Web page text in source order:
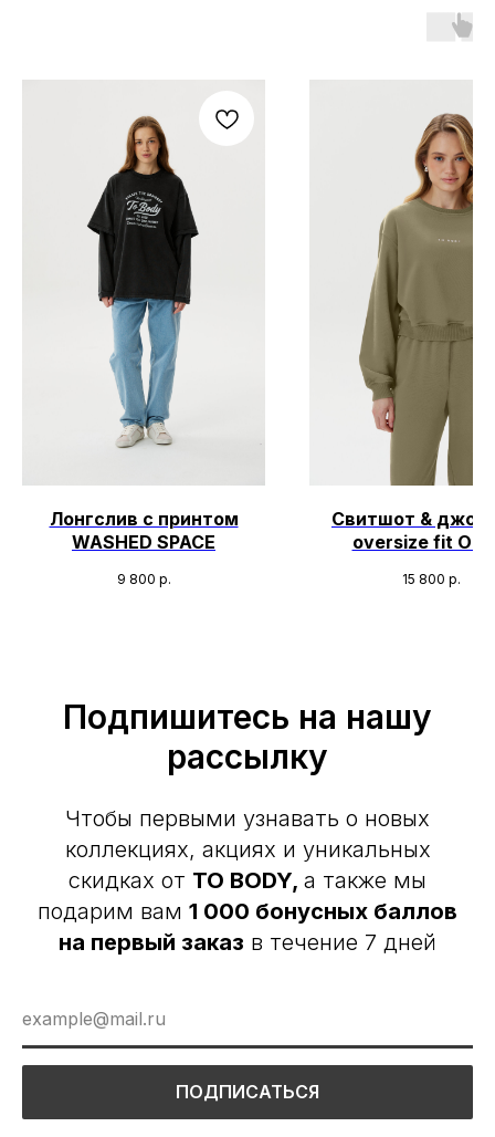
Лонгслив с принтом
WASHED SPACE
9 800 р.
Свитшот &
oversize fit
15 800 р.
Подпишитесь на нашу
рассылку
Чтобы первыми узнавать о новых
коллекциях, акциях и уникальных
скидках от TO BODY, а также мы
подарим вам 1 000 бонусных баллов
на первый заказ в течение 7 дней
ПОДПИСАТЬСЯ